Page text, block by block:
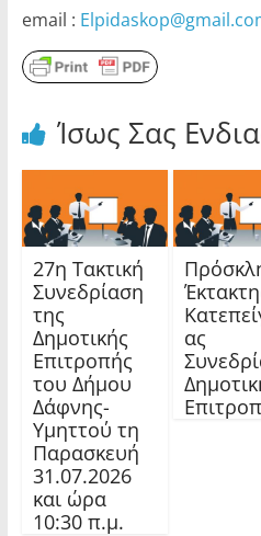
email :
Ίσως Σας
27η Τακτική
Συνεδρίαση
της
Δημοτικής
Επιτροπής
του Δήμου
Δάφνης-
Υμηττού τη
Παρασκευή
31.07.2026
και ώρα
10:30 π.μ.
ας